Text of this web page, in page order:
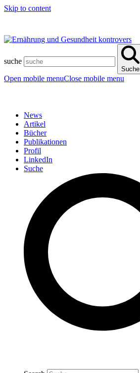
Skip to content
suche
Suche
Open mobile menuClose mobile menu
News
Artikel
Bücher
Publikationen
Profil
LinkedIn
Suche